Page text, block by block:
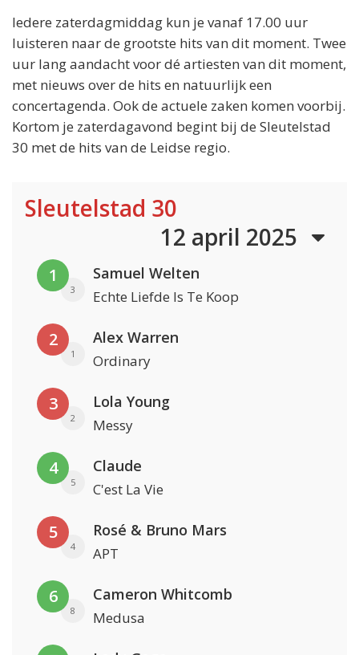
Iedere zaterdagmiddag kun je vanaf 17.00 uur
luisteren naar de grootste hits van dit moment. Twee
uur lang aandacht voor dé artiesten van dit moment,
met nieuws over de hits en natuurlijk een
concertagenda. Ook de actuele zaken komen voorbij.
Kortom je zaterdagavond begint bij de Sleutelstad
30 met de hits van de Leidse regio.
Sleutelstad 30
12 april 2025
1
3
Samuel Welten
Echte Liefde Is Te Koop
2
1
Alex Warren
Ordinary
3
2
Lola Young
Messy
4
5
Claude
C'est La Vie
5
4
Rosé & Bruno Mars
APT
6
8
Cameron Whitcomb
Medusa